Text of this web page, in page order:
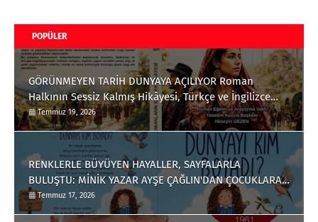
POPÜLER
GÖRÜNMEYEN TARİH DÜNYAYA AÇILIYOR Roman
Halkının Sessiz Kalmış Hikâyesi, Türkçe ve İngilizce
Olarak Okuyucuyla Buluştu
Temmuz 19, 2026
RENKLERLE BÜYÜYEN HAYALLER, SAYFALARLA
BULUŞTU: MİNİK YAZAR AYŞE ÇAĞLIN'DAN ÇOCUKLARA
ANLAMLI BİR ESER
Temmuz 17, 2026